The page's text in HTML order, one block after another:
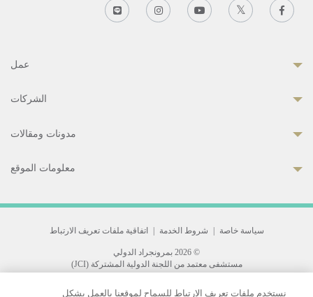
عمل
الشركات
مدونات ومقالات
معلومات الموقع
سياسة خاصة شروط الخدمة اتفاقية ملفات تعريف الارتباط
© 2026 بمرونجراد الدولي
مستشفى معتمد من اللجنة الدولية المشتركة (JCI)
33 Sukhumvit 3, Wattana, Bangkok 10110 Thailand.
نستخدم ملفات تعريف الارتباط للسماح لموقعنا بالعمل بشكل